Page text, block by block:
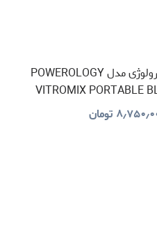
مخلوط کن 450 میلی لیتر پاورولوژی مدل POWEROLOGY
VITROMIX PORTABLE
تومان